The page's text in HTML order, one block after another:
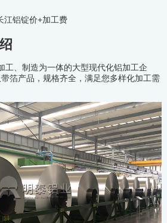
江铝锭价+加工费
工、制造为一体的大型现代化铝加工企
箔产品，规格齐全，满足您多样化加工需